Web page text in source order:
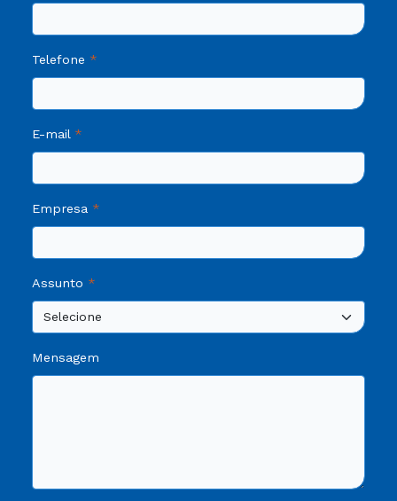
Telefone
E-mail
Empresa
Assunto
Mensagem